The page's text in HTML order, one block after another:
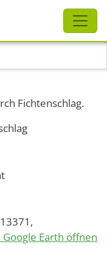
Fichtenschlag.
Google Earth öffnen
Schliessen